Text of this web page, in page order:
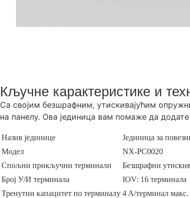
Кључне карактеристике и
Са својим безшрафним, утискивајућим
на панелу. Ова јединица вам помаже да
Назив јединице
Јединица за
Модел
NX-PC0020
Спољни прикључни терминали
Безшрафни
Број У/И терминала
IOV: 16 терминала
Тренутни капацитет по терминалу 4 A/терминал макс.